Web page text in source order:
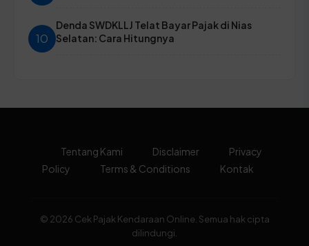
10
Denda SWDKLLJ Telat Bayar Pajak di Nias
Selatan: Cara Hitungnya
Tentang Kami Disclaimer
Privacy
Policy
Terms & Conditions Kontak
© 2026 Cek Pajak Kendaraan Online. Semua hak cipta
dilindungi.